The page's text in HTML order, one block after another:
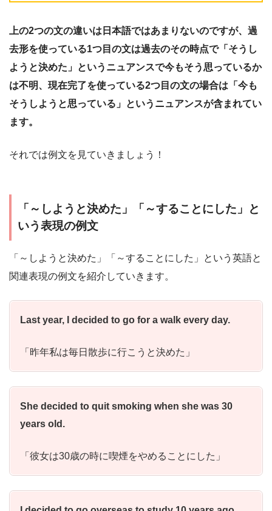
上の2つの文の違いは日本語ではあまりないのですが、過
去形を使っている1つ目の文は過去のその時点で「そうし
ようと決めた」というニュアンスで今もそう思っているか
は不明、現在完了を使っている2つ目の文の場合は「今も
そうしようと思っている」というニュアンスが含まれてい
ます。
それでは例文を見ていきましょう！
「～しようと決めた」「～することにした」と
いう表現の例文
「～しようと決めた」「～することにした」という英語と
関連表現の例文を紹介していきます。
Last year, I decided to go for a walk every day.
「昨年私は毎日散歩に行こうと決めた」
She decided to quit smoking when she was 30
years old.
「彼女は30歳の時に喫煙をやめることにした」